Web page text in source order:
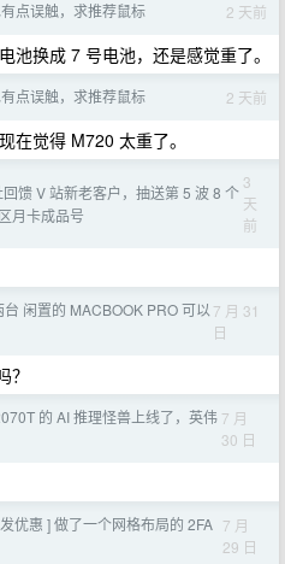
点误触，求推荐鼠标 2 天前
池换成 7 号电池，还是感觉重了。
点误触，求推荐鼠标 2 天前
在觉得 M720 太重了。
馈 V 站新老客户，抽送第 5 波 8 个
月卡成品号
3
天
前
台 闲置的 MACBOOK PRO 可以 7 月 31
日
？
的 AI 推理怪兽上线了，英伟 7 月
30 日
优惠 ] 做了一个网格布局的 2FA 7 月
29 日